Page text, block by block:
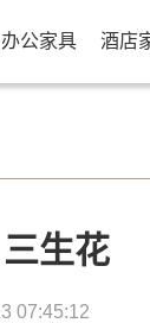
办公家具 酒店
生花
07:45:12